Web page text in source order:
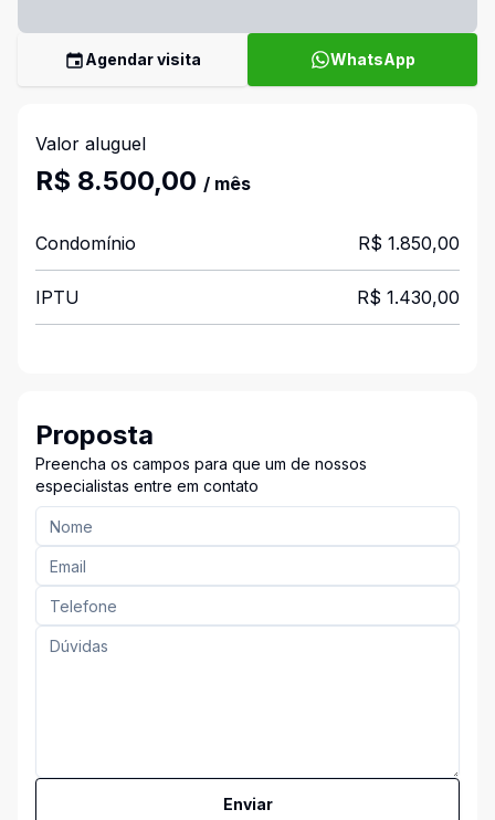
Agendar visita WhatsApp
Valor aluguel
R$ 8.500,00 / mês
Condomínio R$ 1.850,00
IPTU R$ 1.430,00
Proposta
Preencha os campos para que um de nossos
especialistas entre em contato
Enviar